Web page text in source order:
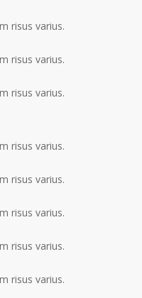
risus varius.
risus varius.
risus varius.
risus varius.
risus varius.
risus varius.
risus varius.
risus varius.